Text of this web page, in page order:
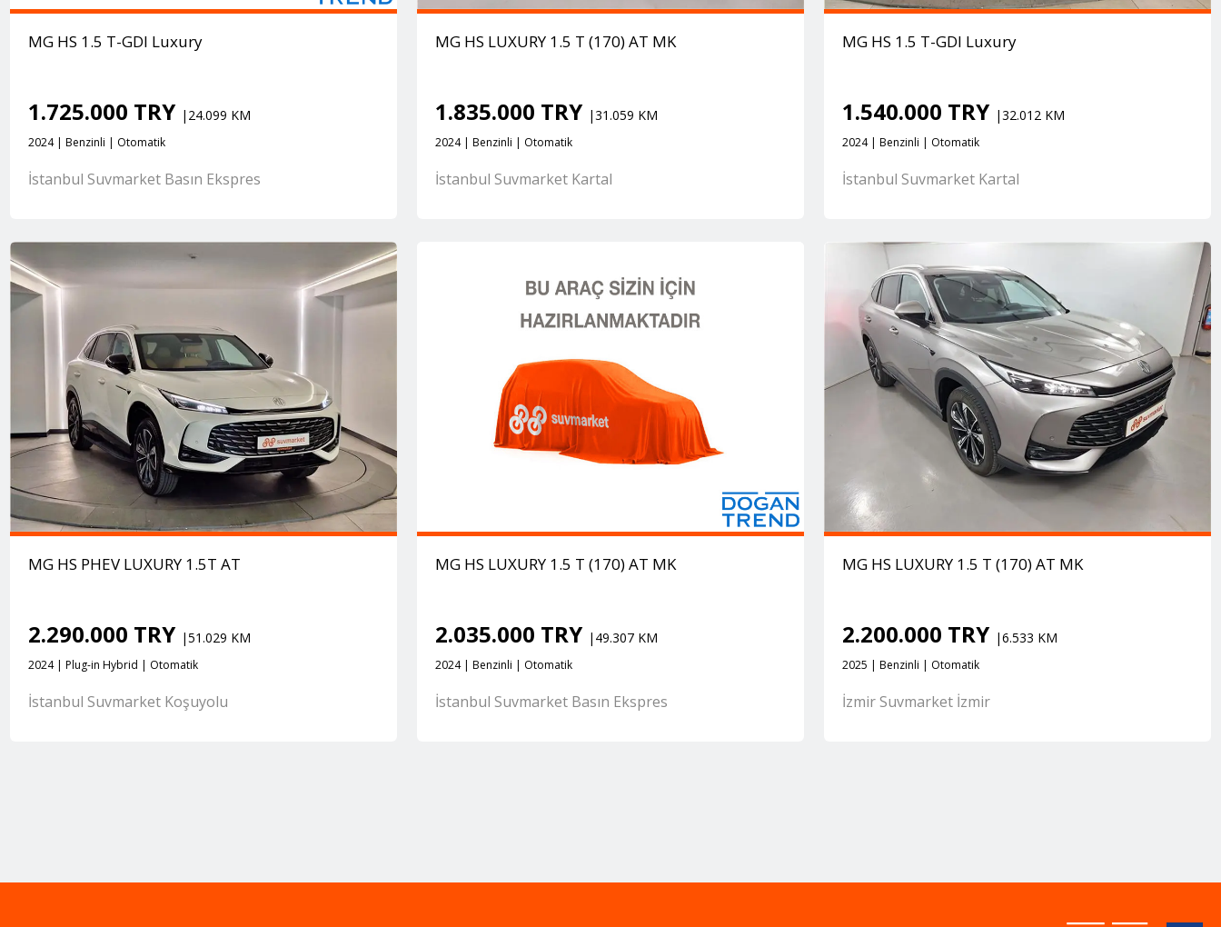
MG HS 1.5 T-GDI Luxury
1.725.000 TRY |24.099 KM
2024 | Benzinli | Otomatik
İstanbul Suvmarket Basın Ekspres
MG HS LUXURY 1.5 T (170) AT MK
1.835.000 TRY |31.059 KM
2024 | Benzinli | Otomatik
İstanbul Suvmarket Kartal
MG HS 1.5 T-GDI Luxury
1.540.000 TRY |32.012 KM
2024 | Benzinli | Otomatik
İstanbul Suvmarket Kartal
MG HS PHEV LUXURY 1.5T AT
2.290.000 TRY |51.029 KM
2024 | Plug-in Hybrid | Otomatik
İstanbul Suvmarket Koşuyolu
MG HS LUXURY 1.5 T (170) AT MK
2.035.000 TRY |49.307 KM
2024 | Benzinli | Otomatik
İstanbul Suvmarket Basın Ekspres
MG HS LUXURY 1.5 T (170) AT MK
2.200.000 TRY |6.533 KM
2025 | Benzinli | Otomatik
İzmir Suvmarket İzmir